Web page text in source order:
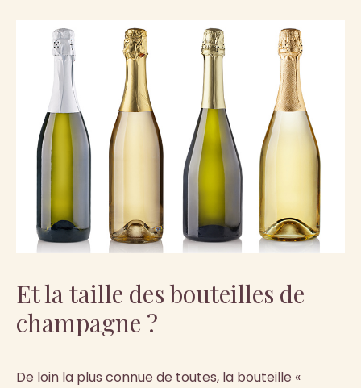
Et la taille des bouteilles de
champagne ?
De loin la plus connue de toutes, la bouteille «